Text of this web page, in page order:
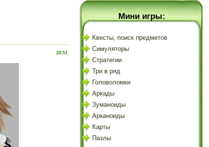
20:51
Мини игры:
Квесты, поиск предметов
Симуляторы
Стратегии
Три в ряд
Головоломки
Аркады
Зуманоиды
Арканоиды
Карты
Пазлы